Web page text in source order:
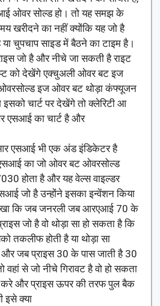
ओवर सोल्ड हो। तो यह समझ के
खरीदने का नहीं क्योंकि यह जो है
चुपचाप साइड में बैठने का टाइम है।
जो है और नीचे जा सकती है राइट
को देखेंगे एक्चुअली ओवर बट इज
इज ओवर बट थोड़ा कंफ्यूजन
चार्ट पर देखेंगे तो क्लेरिटी आ
एसआई का चार्ट है और
एसआई भी एक अंड इंडिकेटर है
का जो ओवर बट ओवरसोल्ड
होता है और यह वेल्स वाइल्डर
जो है उन्होंने इसका इन्वेंशन किया
कि जब जनरली जब आरएआई 70 के
जो है वो थोड़ा सा हो सकता है कि
तकलीफ होती है या थोड़ा सा
जब प्राइस 30 के पास जाती है 30
वहां से जो नीचे गिरावट है वो हो सकता
करे और प्राइस ऊपर की तरफ पुल बैक
इसे क्या